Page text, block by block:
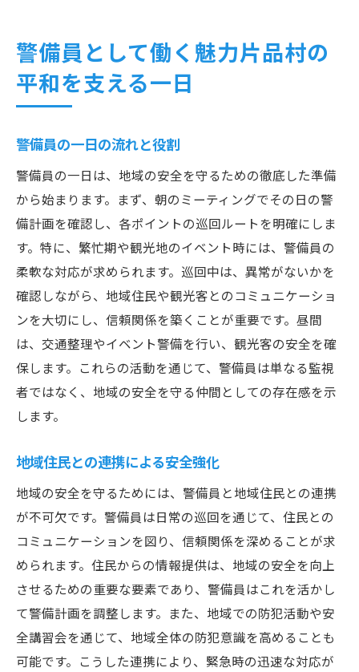
警備員として働く魅力片品村の
平和を支える一日
警備員の一日の流れと役割
警備員の一日は、地域の安全を守るための徹底した準備
から始まります。まず、朝のミーティングでその日の警
備計画を確認し、各ポイントの巡回ルートを明確にしま
す。特に、繁忙期や観光地のイベント時には、警備員の
柔軟な対応が求められます。巡回中は、異常がないかを
確認しながら、地域住民や観光客とのコミュニケーショ
ンを大切にし、信頼関係を築くことが重要です。昼間
は、交通整理やイベント警備を行い、観光客の安全を確
保します。これらの活動を通じて、警備員は単なる監視
者ではなく、地域の安全を守る仲間としての存在感を示
します。
地域住民との連携による安全強化
地域の安全を守るためには、警備員と地域住民との連携
が不可欠です。警備員は日常の巡回を通じて、住民との
コミュニケーションを図り、信頼関係を深めることが求
められます。住民からの情報提供は、地域の安全を向上
させるための重要な要素であり、警備員はこれを活かし
て警備計画を調整します。また、地域での防犯活動や安
全講習会を通じて、地域全体の防犯意識を高めることも
可能です。こうした連携により、緊急時の迅速な対応が